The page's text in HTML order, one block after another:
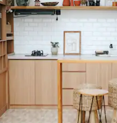
bedømmelse, 80